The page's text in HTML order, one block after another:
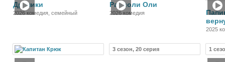
Драники
2026 комедия, семейный
Равиоли Оли
2026 комедия
2025
3 сезон, 20 серия 1